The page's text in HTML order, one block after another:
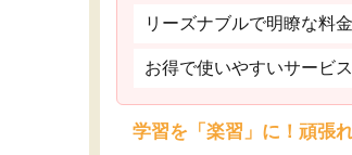
リーズナブルで明瞭な料
お得で使いやすいサービ
学習を「楽習」に！頑張